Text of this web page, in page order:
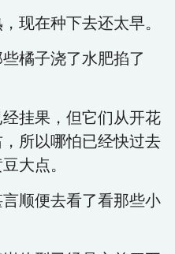
现在种下去还太早。
橘子浇了水肥掐了
挂果，但它们从开花
所以哪怕已经快过去
大点。
顺便去看了看那些小